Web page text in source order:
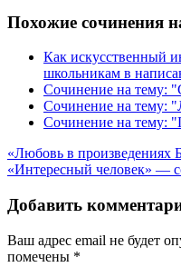
Похожие сочинения
Как искусственный
школьникам в
Сочинение на тему:
Сочинение на тему:
Сочинение на тему:
Навигация
по
записям
«Любовь в
«Интересный человек» —
Добавить
Ваш адрес email не будет
помечены *